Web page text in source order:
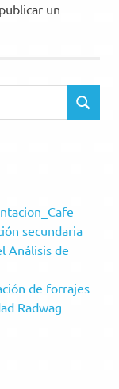
un
BUSCAR
secundaria
Análisis de
de forrajes
Radwag